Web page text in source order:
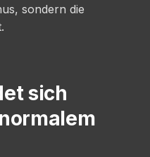
sondern die
sich